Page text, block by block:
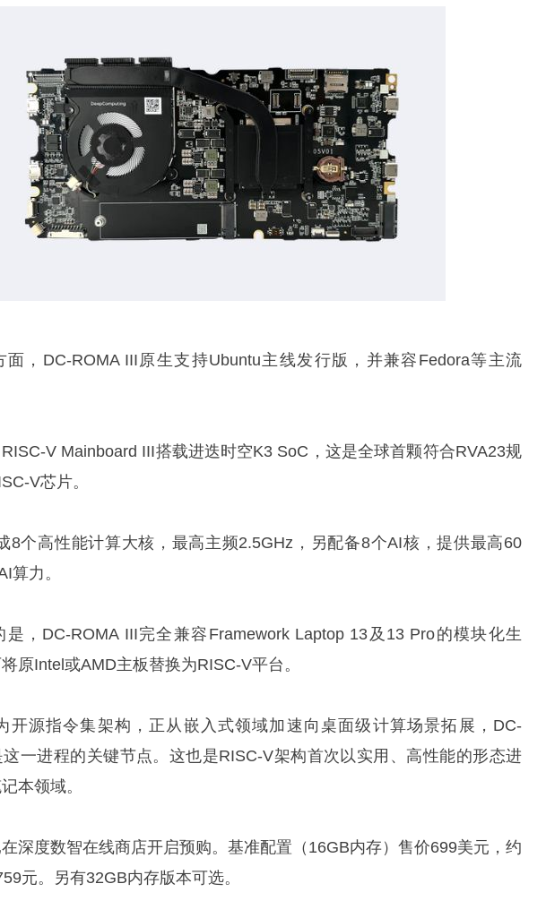
面，DC-ROMA III原生支持Ubuntu主线发行版，并兼容Fedora等主流
V Mainboard III搭载进迭时空K3 SoC，这是全球首颗符合RVA23规
V芯片。
8个高性能计算大核，最高主频2.5GHz，另配备8个AI核，提供最高60
算力。
是，DC-ROMA III完全兼容Framework Laptop 13及13 Pro的模块化生
原Intel或AMD主板替换为RISC-V平台。
开源指令集架构，正从嵌入式领域加速向桌面级计算场景拓展，DC-
这一进程的关键节点。这也是RISC-V架构首次以实用、高性能的形态进
本领域。
深度数智在线商店开启预购。基准配置（16GB内存）售价699美元，约
元。另有32GB内存版本可选。